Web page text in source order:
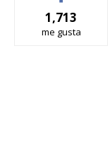
1,713
me gusta